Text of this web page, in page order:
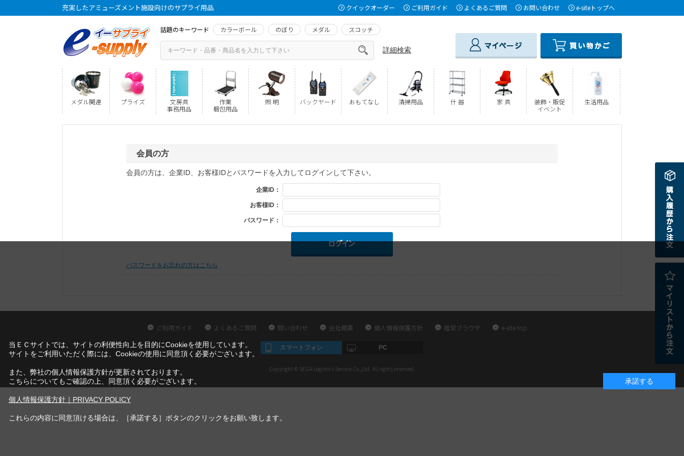
充実したアミューズメント施設向けのサプライ用品 クイックオーダー ご利用ガイド よくあるご質問 お問い合わせ e-siteトップへ
話題のキーワード カラーボール のぼり メダル スコッチ
詳細検索
メダル関連 プライズ
文房具
事務用品
作業
梱包用品
照 明 バックヤード おもてなし 清掃用品 什 器 家 具
装飾・販促
イベント
生活用品
会員の方
会員の方は、企業ID、お客様IDとパスワードを入力してログインして下さい。
企業ID：
お客様ID：
パスワード：
パスワードをお忘れの方はこちら
ご利用ガイド よくあるご質問 問い合わせ 会社概要 個人情報保護方針 推奨ブラウザ e-site top
スマートフォン PC
Copyright © SEGA Logistics Service Co.,Ltd. All rights reserved.
当ＥＣサイトでは、サイトの利便性向上を目的にCookieを使用しています。
サイトをご利用いただく際には、Cookieの使用に同意頂く必要がございます。
また、弊社の個人情報保護方針が更新されております。
こちらについてもご確認の上、同意頂く必要がございます。
個人情報保護方針｜PRIVACY POLICY
これらの内容に同意頂ける場合は、［承諾する］ボタンのクリックをお願い致します。
承諾する